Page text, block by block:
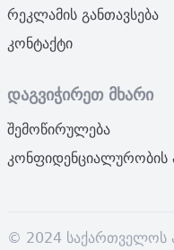
რეკლამის განთავსება
კონტაქტი
დაგვიჭირეთ მხარი
შემოწირულება
© 2024 საქართველოს